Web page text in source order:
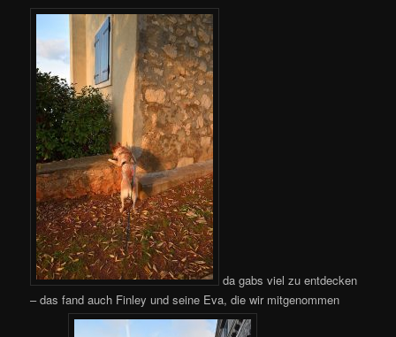
da gabs viel zu entdecken
– das fand auch Finley und seine Eva, die wir mitgenommen